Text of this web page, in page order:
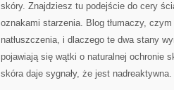
skóry. Znajdziesz tu podejście do cery
oznakami starzenia. Blog tłumaczy,
natłuszczenia, i dlaczego te dwa stany
pojawiają się wątki o naturalnej ochronie
skóra daje sygnały, że jest nadreaktywna.